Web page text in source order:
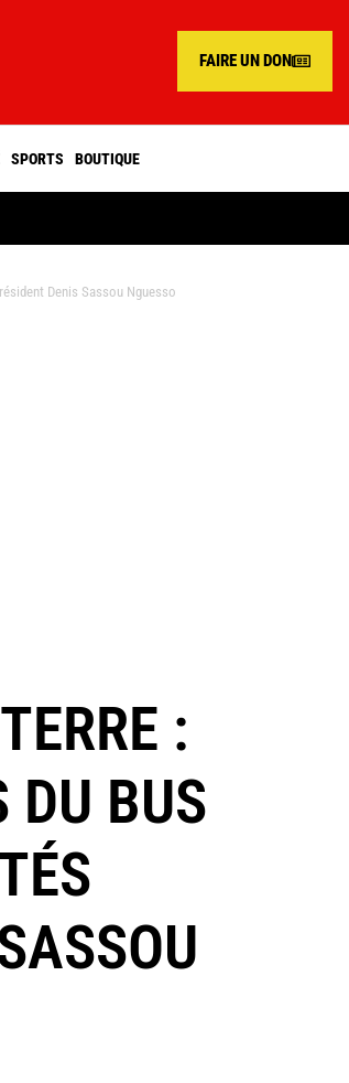
FAIRE UN DON
SPORTS BOUTIQUE
SENEGAL :
Denis Sassou Nguesso
:
DU BUS